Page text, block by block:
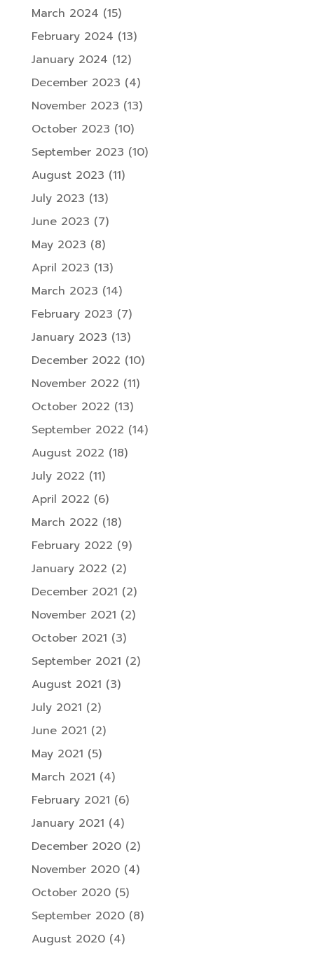
March 2024 (15)
February 2024 (13)
January 2024 (12)
December 2023 (4)
November 2023 (13)
October 2023 (10)
September 2023 (10)
August 2023 (11)
July 2023 (13)
June 2023 (7)
May 2023 (8)
April 2023 (13)
March 2023 (14)
February 2023 (7)
January 2023 (13)
December 2022 (10)
November 2022 (11)
October 2022 (13)
September 2022 (14)
August 2022 (18)
July 2022 (11)
April 2022 (6)
March 2022 (18)
February 2022 (9)
January 2022 (2)
December 2021 (2)
November 2021 (2)
October 2021 (3)
September 2021 (2)
August 2021 (3)
July 2021 (2)
June 2021 (2)
May 2021 (5)
March 2021 (4)
February 2021 (6)
January 2021 (4)
December 2020(2)
November 2020(4)
October 2020(5)
September 2020(8)
August 2020(4)